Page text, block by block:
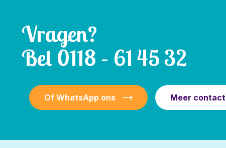
Vragen?
Bel 0118 – 61 45 32
Of WhatsApp ons Meer contact